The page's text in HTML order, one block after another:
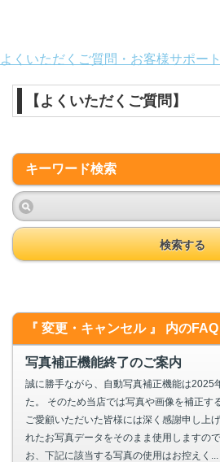
よくいただくご質問・お客様サポート
【よくいただくご質問】
キーワード検索
検索する
『 変更・キャンセル 』 内のFAQ
写真補正機能終了のご案内
誠に勝手ながら、自動写真補正機能は2025
た。 そのため当店では写真や画像を補正す
ご愛顧いただいた皆様には深く感謝申し上
れたお写真データをそのまま使用しますの
お、下記に該当する写真の使用はお控えく...